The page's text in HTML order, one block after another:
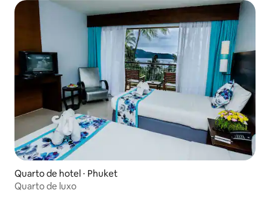
Quarto de hotel ⋅ Phuket
Quarto de luxo